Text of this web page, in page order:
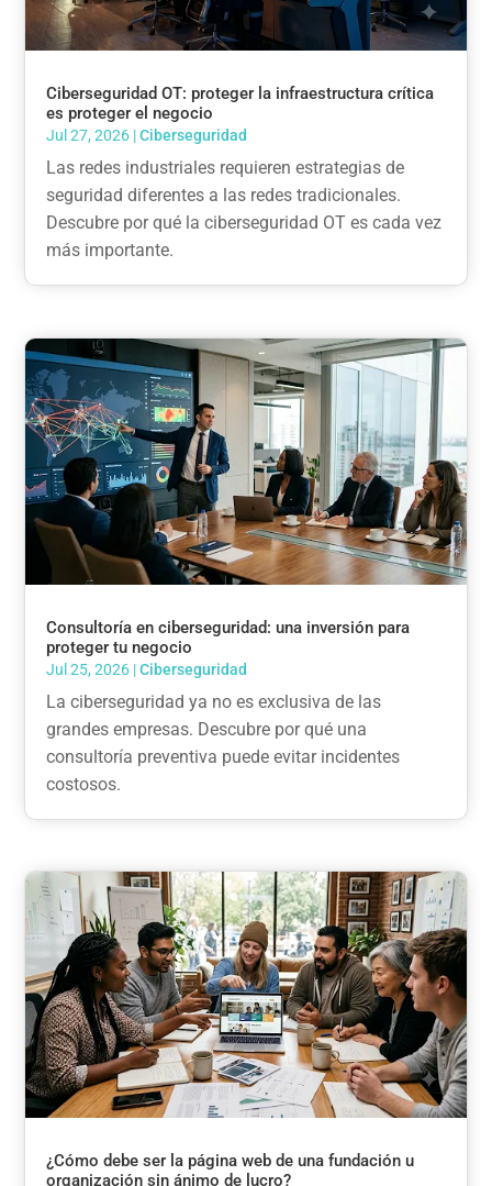
Ciberseguridad OT: proteger la infraestructura crítica
es proteger el negocio
Jul 27, 2026 |Ciberseguridad
Las redes industriales requieren estrategias de
seguridad diferentes a las redes tradicionales.
Descubre por qué la ciberseguridad OT es cada vez
más importante.
Consultoría en ciberseguridad: una inversión para
proteger tu negocio
Jul 25, 2026 |Ciberseguridad
La ciberseguridad ya no es exclusiva de las
grandes empresas. Descubre por qué una
consultoría preventiva puede evitar incidentes
costosos.
¿Cómo debe ser la página web de una fundación u
organización sin ánimo de lucro?